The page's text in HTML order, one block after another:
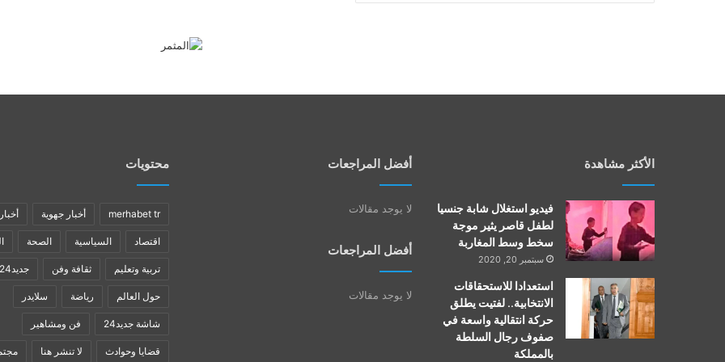
الأكثر مشاهدة
فيديو استغلال شابة جنسيا
لطفل قاصر يثير موجة
سخط وسط المغاربة
سبتمبر 20, 2020
استعدادا للاستحقاقات
الانتخابية.. لفتيت يطلق
حركة انتقالية واسعة في
صفوف رجال السلطة
بالمملكة
أفضل المراجعات
لا يوجد مقالات
أفضل المراجعات
لا يوجد مقالات
محتويات
merhabet tr أخبار جهوية
اقتصاد السياسية الصحة
تربية وتعليم ثقافة وفن جديد24
حول العالم رياضة سلايدر
شاشة جديد24 فن ومشاهير
قضايا وحوادث لا تنشر هنا